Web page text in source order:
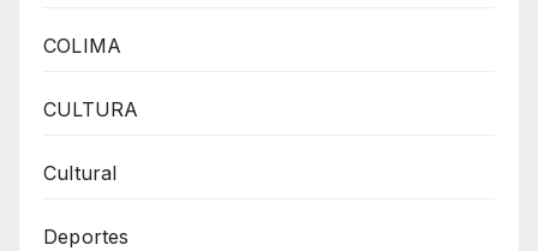
COLIMA
CULTURA
Cultural
Deportes